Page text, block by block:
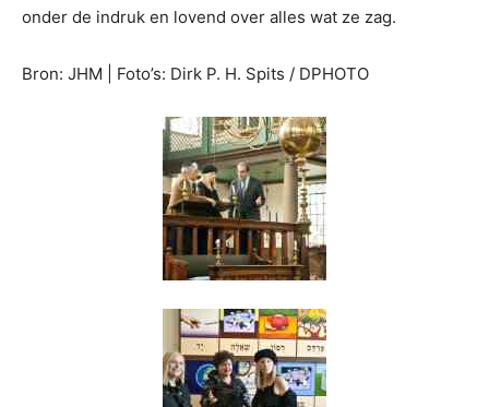
onder de indruk en lovend over alles wat ze zag.
Bron: JHM | Foto’s: Dirk P. H. Spits / DPHOTO